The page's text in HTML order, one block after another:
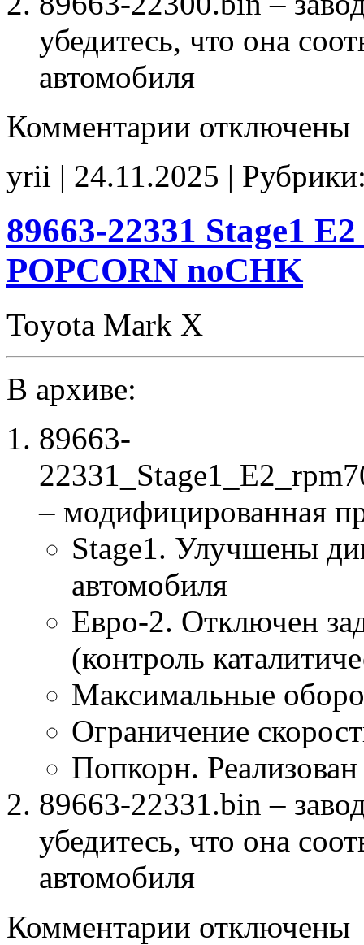
убедитесь, что она
автомобиля
Комментарии записи
Stage1
E2
SpLim250
POPCORN
noCHK
отключены
yrii | 24.11.2025 |
89663-22331 Stage1
POPCORN noCHK
Toyota Mark X
В архиве:
89663-
– модифицированная
Stage1. Улучшены
автомобиля
Евро-2. Отключен
(контроль
Максимальные
Ограничение
Попкорн.
89663-22331.bin –
убедитесь, что она
автомобиля
Комментарии записи
отключены